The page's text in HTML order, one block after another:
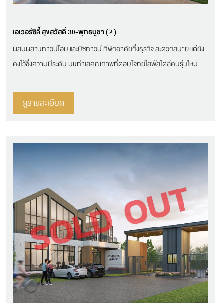
เอเวอร์ซิตี้ สุขสวัสดิ์ 30-พุทธบูชา ( 2 )
ผสมผสานทาวน์โฮม และบิซทาวน์ ที่พักอาศัยกึ่งธุรกิจ สะดวกสบาย แต่ยัง
คงไว้ซึ่งความมีระดับ บนทำเลคุณภาพที่ตอบโจทย์ไลฟ์สไตล์คนรุ่นใหม่
ดูรายละเอียด